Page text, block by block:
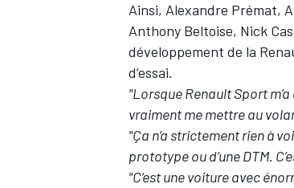
WEC
Ainsi, Alexandre Prémat,
Anthony Beltoise, Nick
développement de la
d’essai.
"Lorsque Renault Sport
vraiment me mettre au
"Ça n’a strictement rien à
prototype ou d’une DTM.
"C’est une voiture avec